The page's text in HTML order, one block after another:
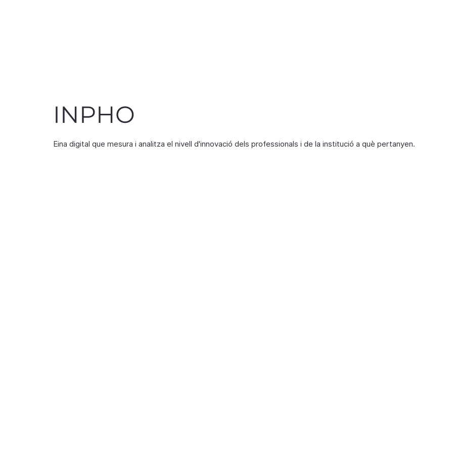
inne
INPHO
Eina digital que mesura i analitza el nivell d'innovació dels professionals i de la institució a què pertanyen.